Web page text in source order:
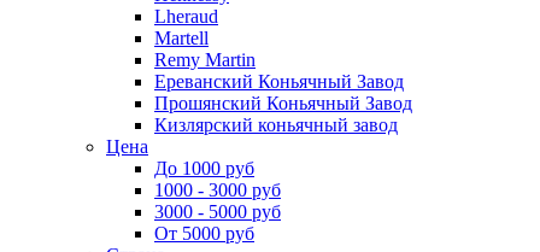
Lheraud
Martell
Remy Martin
Ереванский Коньячный Завод
Прошянский Коньячный Завод
Кизлярский коньячный завод
Цена
До 1000 руб
1000 - 3000 руб
3000 - 5000 руб
От 5000 руб